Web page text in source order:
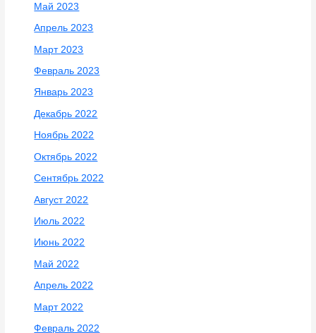
Май 2023
Апрель 2023
Март 2023
Февраль 2023
Январь 2023
Декабрь 2022
Ноябрь 2022
Октябрь 2022
Сентябрь 2022
Август 2022
Июль 2022
Июнь 2022
Май 2022
Апрель 2022
Март 2022
Февраль 2022